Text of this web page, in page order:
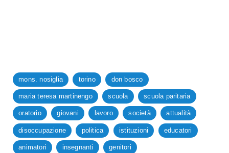
mons. nosiglia torino don bosco
maria teresa martinengo scuola scuola paritaria
oratorio giovani lavoro società attualità
disoccupazione politica istituzioni educatori
animatori insegnanti genitori